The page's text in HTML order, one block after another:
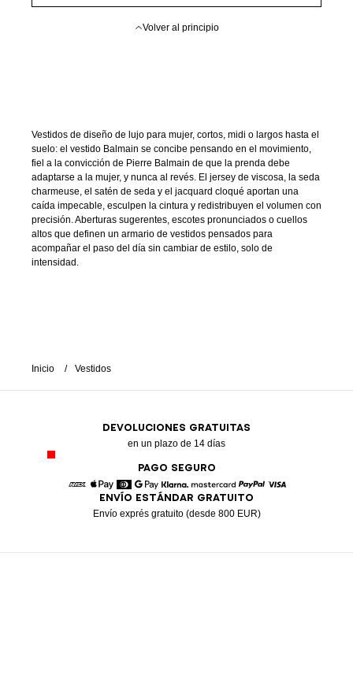
Volver al principio
Vestidos de diseño de lujo para mujer, cortos, midi o largos hasta el
suelo: el vestido Balmain se concibe pensando en el movimiento,
fiel a la convicción de Pierre Balmain de que la prenda debe
adaptarse a la mujer, y nunca al revés. El jersey de viscosa, la seda
charmeuse, el satén de seda y el jacquard cloqué aportan una
caída impecable, esculpen la cintura y redistribuyen el volumen con
precisión. Aberturas sugerentes, escotes pronunciados o cuellos
altos que definen un armario de vestidos pensados para
acompañar el paso del día sin cambiar de estilo, solo de
intensidad.
Inicio Vestidos
DEVOLUCIONES GRATUITAS
en un plazo de 14 días
PAGO SEGURO
American Express
Apple Pay
DinersGoogle Pay
Klarna MastercardPaypal
ENVÍO ESTÁNDAR GRATUITO
Envío exprés gratuito (desde 800 EUR)